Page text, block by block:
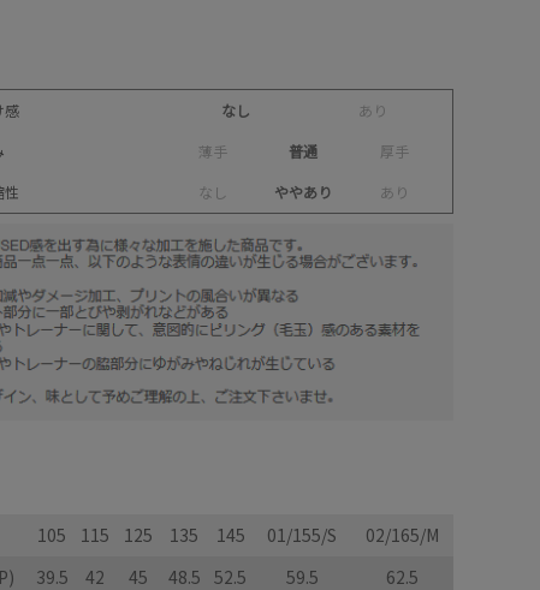
感 なし あ り
薄手 普通 厚手
性
な し ややあり あ り
105 115 125 135 145 01/155/S
02/165/M
39.5 42 45 48.5 52.5 59.5
62.5